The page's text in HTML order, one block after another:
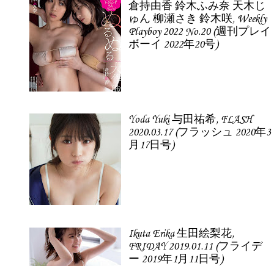
倉持由香 鈴木ふみ奈 天木じ
ゅん 柳瀬さき 鈴木咲, Weekly
Playboy 2022 No.20 (週刊プレイ
ボーイ 2022年20号)
Yoda Yuki 与田祐希, FLASH
2020.03.17 (フラッシュ 2020年3
月17日号)
Ikuta Erika 生田絵梨花,
FRIDAY 2019.01.11 (フライデ
ー 2019年1月11日号)